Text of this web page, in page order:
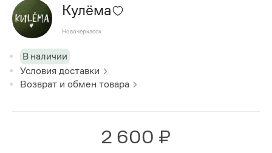
Кулёма
Новочеркасск
В наличии
Условия доставки
Возврат и обмен товара
2 600 ₽